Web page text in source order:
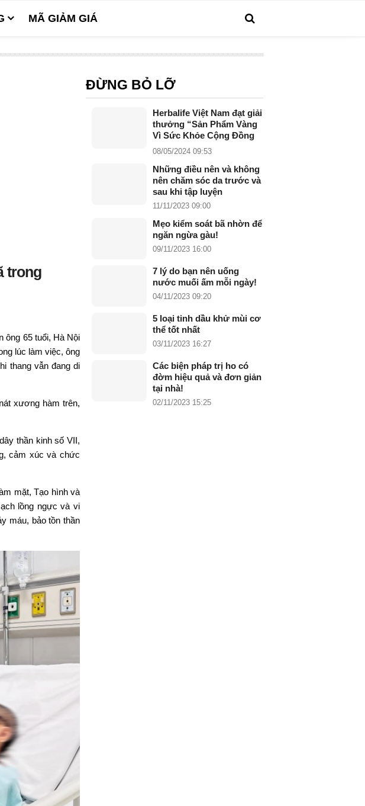
MÃ GIẢM GIÁ
trong
ông 65 tuổi, Hà Nội
lúc làm việc, ông
thang vẫn đang di
xương hàm trên,
thần kinh số VII,
cảm xúc và chức
mặt, Tạo hình và
lồng ngực và vi
máu, bảo tồn thần
ĐỪNG BỎ LỠ
Herbalife Việt Nam đạt giải
thưởng “Sản Phẩm Vàng
Vì Sức Khỏe Cộng Đồng
năm 2024”
08/05/2024 09:53
Những điều nên và không
nên chăm sóc da trước và
sau khi tập luyện
11/11/2023 09:00
Mẹo kiểm soát bã nhờn để
ngăn ngừa gàu!
09/11/2023 16:00
7 lý do bạn nên uống
nước muối ấm mỗi ngày!
04/11/2023 09:20
5 loại tinh dầu khử mùi cơ
thể tốt nhất
03/11/2023 16:27
Các biện pháp trị ho có
đờm hiệu quả và đơn giản
tại nhà!
02/11/2023 15:25